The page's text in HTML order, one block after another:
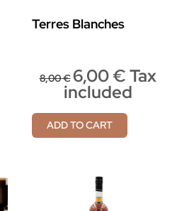
Terres Blanches
8,00 €6,00 € Tax
included
ADD TO CART